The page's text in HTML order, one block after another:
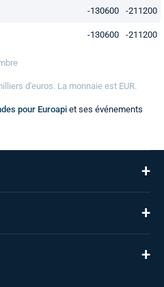
-130600 -211200
-130600 -211200
d'euros. La monnaie est EUR.
pour Euroapi et ses événements
+
+
+